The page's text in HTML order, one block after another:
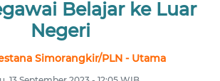
Belajar ke Luar
Negeri
Simorangkir/PLN - Utama